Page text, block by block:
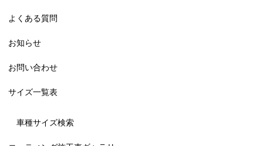
よくある質問
お知らせ
お問い合わせ
サイズ一覧表
車種サイズ検索